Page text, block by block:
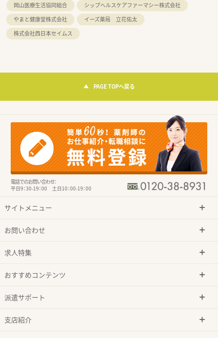
岡山医療生活協同組合
シップヘルスケアファーマシー株式会社
やまと健康堂株式会社
イーズ薬局 立花佑太
株式会社西日本セイムス
PAGE TOPへ戻る
電話でのお問い合わせ：
平日9：30-19：00 土日10：00-19：00
サイトメニュー
お問い合わせ
求人特集
おすすめコンテンツ
派遣サポート
支店紹介